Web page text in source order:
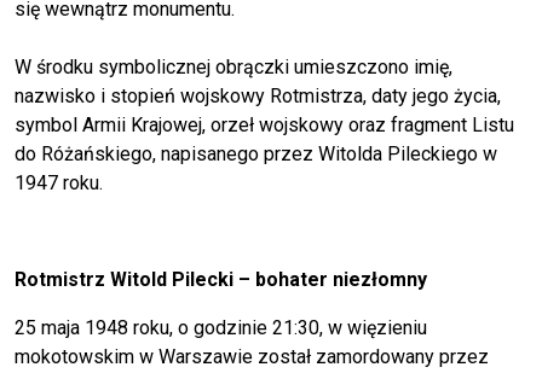
się wewnątrz monumentu.
W środku symbolicznej obrączki umieszczono imię,
nazwisko i stopień wojskowy Rotmistrza, daty jego życia,
symbol Armii Krajowej, orzeł wojskowy oraz fragment Listu
do Różańskiego, napisanego przez Witolda Pileckiego w
1947 roku.
Rotmistrz Witold Pilecki – bohater niezłomny
25 maja 1948 roku, o godzinie 21:30, w więzieniu
mokotowskim w Warszawie został zamordowany przez